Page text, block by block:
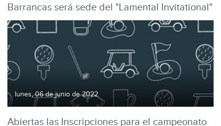
Barrancas será sede del "Lamental Invitational"
lunes, 06 de junio de 2022
Abiertas las Inscripciones para el campeonato